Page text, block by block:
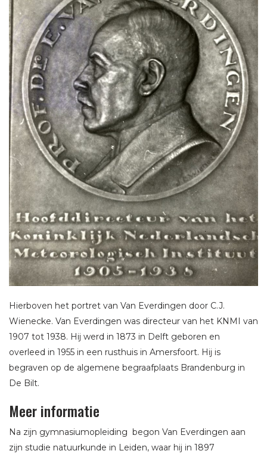
Hierboven het portret van Van Everdingen door C.J.
Wienecke. Van Everdingen was directeur van het KNMI van
1907 tot 1938. Hij werd in 1873 in Delft geboren en
overleed in 1955 in een rusthuis in Amersfoort. Hij is
begraven op de algemene begraafplaats Brandenburg in
De Bilt.
Meer informatie
Na zijn gymnasiumopleiding begon Van Everdingen aan
zijn studie natuurkunde in Leiden, waar hij in 1897